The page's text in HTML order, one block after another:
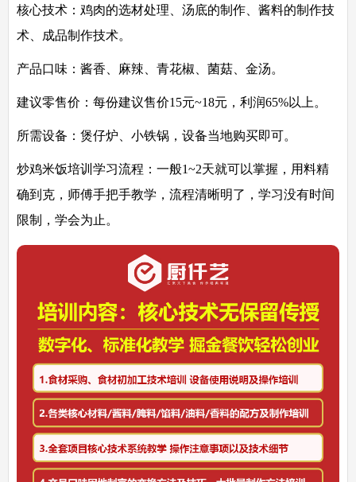
核心技术： 鸡肉的选材处理、汤底的制作、酱料的制作技
术、成品制作技术。
产品口味： 酱香、麻辣、青花椒、菌菇、金汤。
建议零售价： 每份建议售价15元~18元，利润65%以上。
所需设备： 煲仔炉、小铁锅，设备当地购买即可。
炒鸡米饭培训学习流程： 一般1~2天就可以掌握，用料精
确到克，师傅手把手教学，流程清晰明了，学习没有时间
限制，学会为止。